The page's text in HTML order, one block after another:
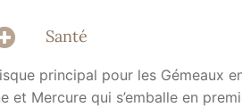
Santé
principal pour les Gémeaux
et Mercure qui s’emballe en